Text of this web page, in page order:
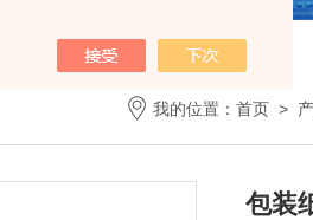
我的位置： 首页 >
包装